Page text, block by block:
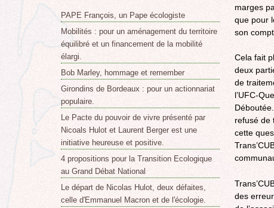
marges
que pour
son
Cela fait
deux
de
l’UFC-
refusé de
cette
des
PAPE François, un Pape écologiste
Mobilités : pour un aménagement du territoire
équilibré et un financement de la mobilité
élargi.
Bob Marley, hommage et remember
Girondins de Bordeaux : pour un actionnariat
populaire.
Le Pacte du pouvoir de vivre présenté par
Nicoals Hulot et Laurent Berger est une
initiative heureuse et positive.
4 propositions pour la Transition Ecologique
au Grand Débat National
Le départ de Nicolas Hulot, deux défaites,
celle d'Emmanuel Macron et de l'écologie.